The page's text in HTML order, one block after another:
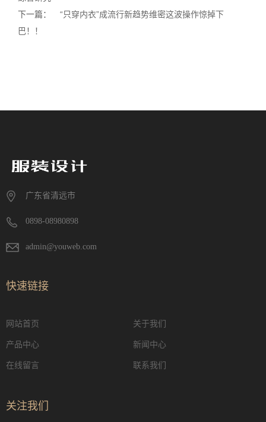
下一篇：
“只穿内衣”成流行新趋势维密这波操作惊掉下
巴！！
广东省清远市
0898-08980898
admin@youweb.com
快速链接
网站首页 关于我们
产品中心 新闻中心
在线留言 联系我们
关注我们